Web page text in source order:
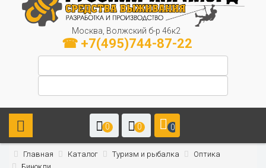
Москва, Волжский б-р 46к2
☎ +7(495)744-87-22
0 0 0
Главная Каталог Туризм и рыбалка
Оптика